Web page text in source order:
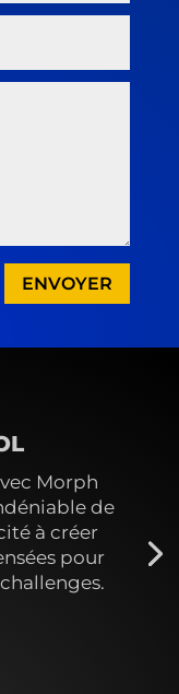
ENVOYER
Morph
de
à créer
pour